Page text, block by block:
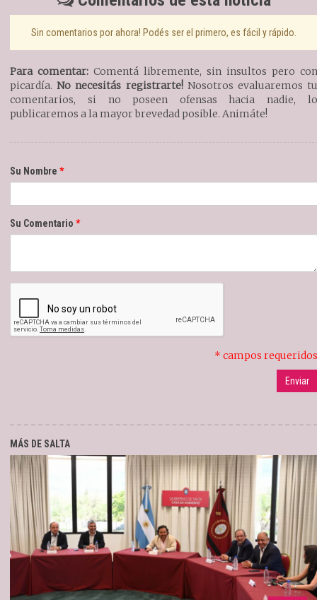
Sin comentarios por ahora! Podés ser el primero, es fácil y rápido.
Para comentar: Comentá libremente, sin insultos pero con
picardía.No necesitás registrarte!Nosotros evaluaremos tu
comentarios, si no poseen ofensas hacia nadie, lo
publicaremos a la mayor brevedad posible. Animáte!
Su Nombre
Su Comentario
* campos requeridos
MÁS DE SALTA